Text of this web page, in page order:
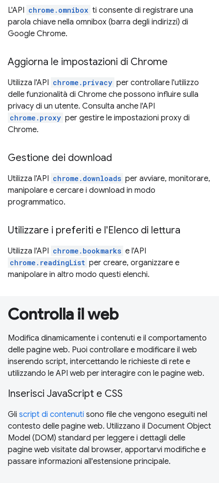
L'API chrome.omnibox ti consente di registrare una
parola chiave nella omnibox (barra degli indirizzi) di
Google Chrome.
Aggiorna le impostazioni di Chrome
Utilizza l'API chrome.privacy per controllare l'utilizzo
delle funzionalità di Chrome che possono influire sulla
privacy di un utente. Consulta anche l'API
chrome.proxy per gestire le impostazioni proxy di
Chrome.
Gestione dei download
Utilizza l'API chrome.downloads per avviare, monitorare,
manipolare e cercare i download in modo
programmatico.
Utilizzare i preferiti e l'Elenco di lettura
Utilizza l'API chrome.bookmarks e l'API
chrome.readingList per creare, organizzare e
manipolare in altro modo questi elenchi.
Controlla il web
Modifica dinamicamente i contenuti e il comportamento
delle pagine web. Puoi controllare e modificare il web
inserendo script, intercettando le richieste di rete e
utilizzando le API web per interagire con le pagine web.
Inserisci JavaScript e CSS
Gli script di contenuti sono file che vengono eseguiti nel
contesto delle pagine web. Utilizzano il Document Object
Model (DOM) standard per leggere i dettagli delle
pagine web visitate dal browser, apportarvi modifiche e
passare informazioni all'estensione principale.